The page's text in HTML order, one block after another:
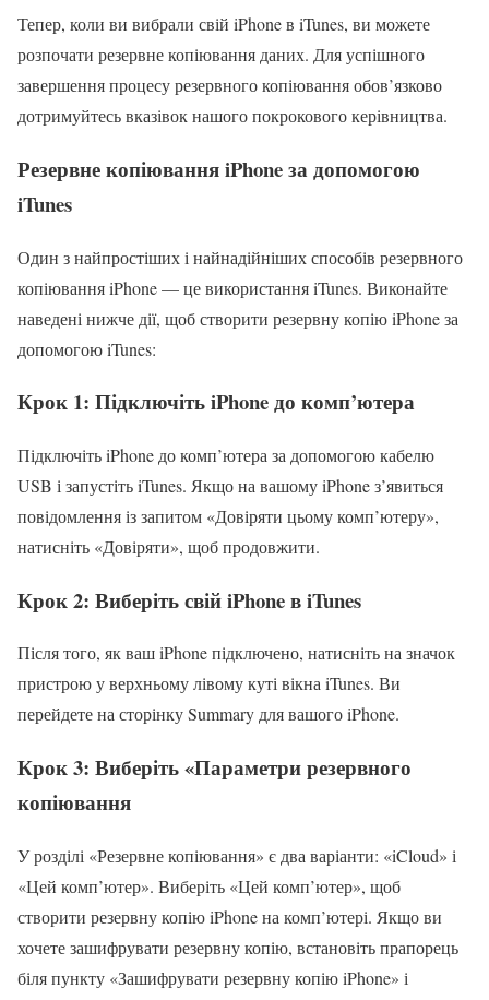
Тепер, коли ви вибрали свій iPhone в iTunes, ви можете
розпочати резервне копіювання даних. Для успішного
завершення процесу резервного копіювання обов’язково
дотримуйтесь вказівок нашого покрокового керівництва.
Резервне копіювання iPhone за допомогою
iTunes
Один з найпростіших і найнадійніших способів резервного
копіювання iPhone — це використання iTunes. Виконайте
наведені нижче дії, щоб створити резервну копію iPhone за
допомогою iTunes:
Крок 1: Підключіть iPhone до комп’ютера
Підключіть iPhone до комп’ютера за допомогою кабелю
USB і запустіть iTunes. Якщо на вашому iPhone з’явиться
повідомлення із запитом «Довіряти цьому комп’ютеру»,
натисніть «Довіряти», щоб продовжити.
Крок 2: Виберіть свій iPhone в iTunes
Після того, як ваш iPhone підключено, натисніть на значок
пристрою у верхньому лівому куті вікна iTunes. Ви
перейдете на сторінку Summary для вашого iPhone.
Крок 3: Виберіть «Параметри резервного
копіювання
У розділі «Резервне копіювання» є два варіанти: «iCloud» і
«Цей комп’ютер». Виберіть «Цей комп’ютер», щоб
створити резервну копію iPhone на комп’ютері. Якщо ви
хочете зашифрувати резервну копію, встановіть прапорець
біля пункту «Зашифрувати резервну копію iPhone» і